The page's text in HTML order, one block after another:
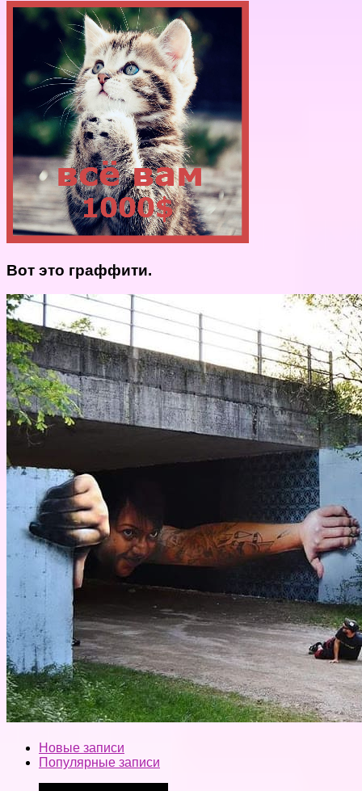
Вот это граффити.
Новые записи
Популярные записи